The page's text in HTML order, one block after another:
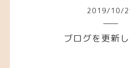
2019/ 10/
ブログを更新